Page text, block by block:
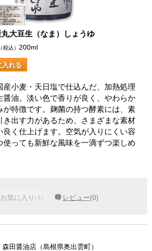
大豆生（なま）しょうゆ
（税込） 200ml
入れる
産小麦・天日塩で仕込んだ、加熱処理
醤油。淡い色で香りが良く、やわらか
が特徴です。麹菌の持つ酵素には、素
き出す力があるため、さまざまな素材
良く仕上げます。空気が入りにくい容
使っても新鮮な風味を一滴ずつ楽しめ
お気に入り (4) レビュー(0)
森田醤油店（島根県奥出雲町）